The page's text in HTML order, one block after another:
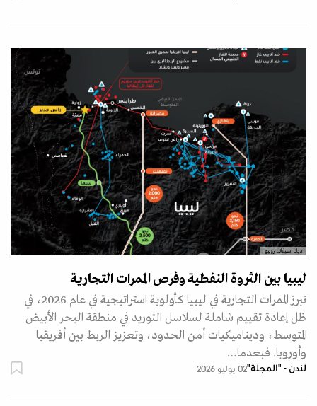
ديانا إستيفانيا روبيو
ليبيا بين الثروة النفطية وفرص الممرات التجارية
تبرز الممرات التجارية في ليبيا كأولوية استراتيجية في عام 2026، في
ظل إعادة تقييم شاملة لسلاسل التوريد في منطقة البحر الأبيض
المتوسط، وديناميكيات أمن الحدود، وتعزيز الربط بين أفريقيا
وأوروبا. فبعدما…
لندن - "المجلة"02 يوليو 2026